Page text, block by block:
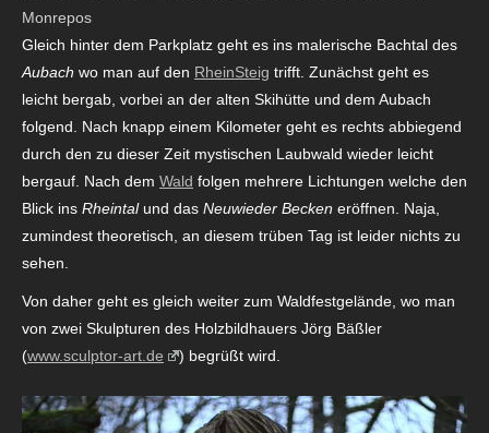
Monrepos
Gleich hinter dem Parkplatz geht es ins malerische Bachtal des
Aubach wo man auf den RheinSteig trifft. Zunächst geht es
leicht bergab, vorbei an der alten Skihütte und dem Aubach
folgend. Nach knapp einem Kilometer geht es rechts abbiegend
durch den zu dieser Zeit mystischen Laubwald wieder leicht
bergauf. Nach dem Wald folgen mehrere Lichtungen welche den
Blick ins Rheintalund das Neuwieder Becken eröffnen. Naja,
zumindest theoretisch, an diesem trüben Tag ist leider nichts zu
sehen.
Von daher geht es gleich weiter zum Waldfestgelände, wo man
von zwei Skulpturen des Holzbildhauers Jörg Bäßler
(www.sculptor-art.de ) begrüßt wird.